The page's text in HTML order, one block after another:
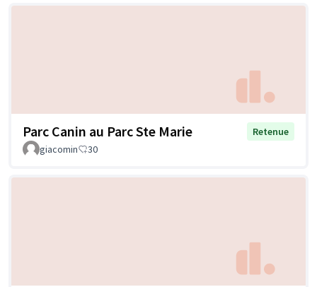
Parc Canin au Parc Ste Marie
Retenue
giacomin
30